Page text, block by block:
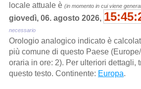
locale attuale è (in momento in cui viene
giovedì, 06. agosto 2026,
necessario
Orologio analogico indicato è
più comune di questo Paese
oraria in ore: 2). Per ulteriori dettagli,
questo testo. Continente: Europa.